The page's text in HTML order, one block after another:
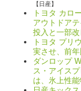
【日産】
トヨタ カロ
アウトドア
投入と一部改
トヨタ プリ
実させ、前
ダンロップ
ス・アイス
は、氷上性